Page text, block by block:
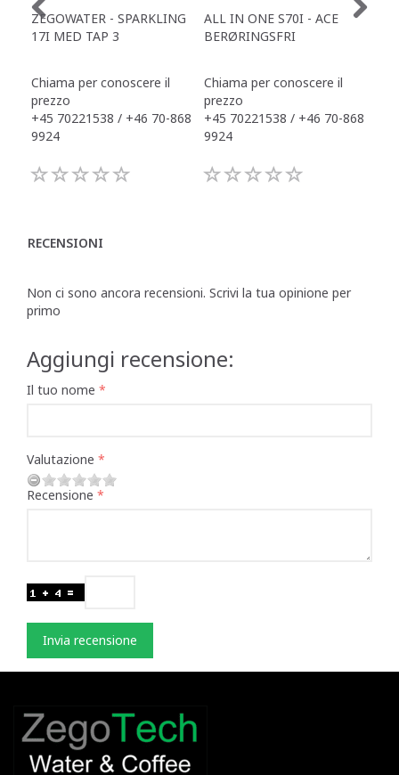
ZEGOWATER - SPARKLING
17I MED TAP 3
Chiama per conoscere il
prezzo
+45 70221538 / +46 70-868
9924
ALL IN ONE S70I - ACE
BERØRINGSFRI
Chiama per conoscere il
prezzo
+45 70221538 / +46 70-868
9924
RECENSIONI
Non ci sono ancora recensioni. Scrivi la tua opinione per
primo
Aggiungi recensione:
Il tuo nome
Valutazione
Recensione
Invia recensione